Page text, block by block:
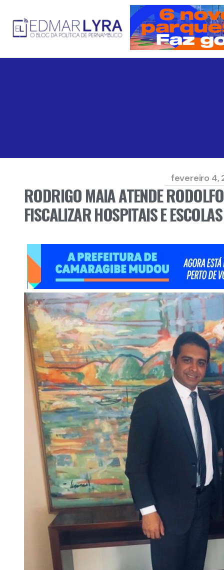
fevereiro 4,
RODRIGO MAIA ATENDE
FISCALIZAR HOSPITAIS E